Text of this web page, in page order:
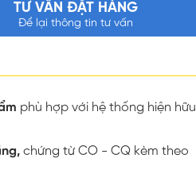
TƯ VẤN ĐẶT HÀNG
Để lại thông tin tư vấn
phù hợp với hệ thống hiện hữu
chứng từ CO - CQ kèm theo